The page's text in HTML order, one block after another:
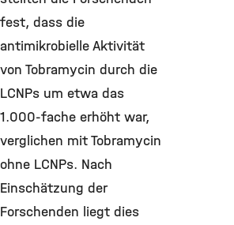
fest, dass die
antimikrobielle Aktivität
von Tobramycin durch die
LCNPs um etwa das
1.000-fache erhöht war,
verglichen mit Tobramycin
ohne LCNPs. Nach
Einschätzung der
Forschenden liegt dies